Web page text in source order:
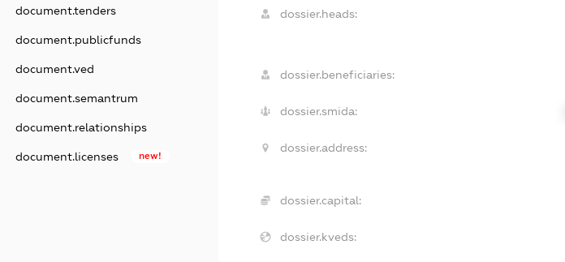
document.tenders
document.publicfunds
document.ved
document.semantrum
document.relationships
document.licenses new!
dossier.heads:
dossier.beneficiaries:
dossier.smida:
dossier.address:
dossier.capital:
dossier.kveds: